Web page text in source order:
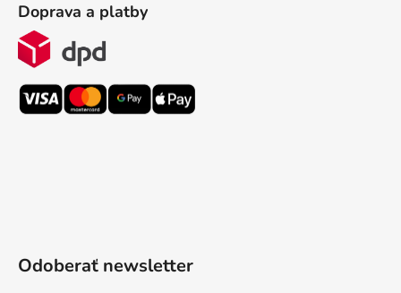
Doprava a platby
Odoberať newsletter